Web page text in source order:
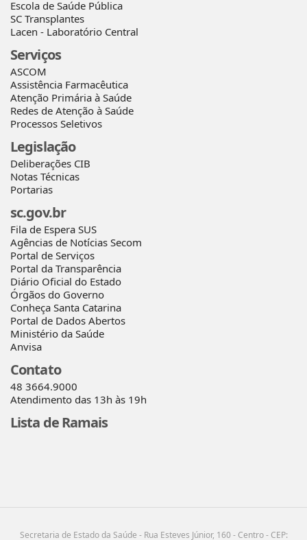
Escola de Saúde Pública
SC Transplantes
Lacen - Laboratório Central
Serviços
ASCOM
Assistência Farmacêutica
Atenção Primária à Saúde
Redes de Atenção à Saúde
Processos Seletivos
Legislação
Deliberações CIB
Notas Técnicas
Portarias
sc.gov.br
Fila de Espera SUS
Agências de Notícias Secom
Portal de Serviços
Portal da Transparência
Diário Oficial do Estado
Órgãos do Governo
Conheça Santa Catarina
Portal de Dados Abertos
Ministério da Saúde
Anvisa
Contato
48 3664.9000
Atendimento das 13h às 19h
Lista de Ramais
Secretaria de Estado da Saúde - Rua Esteves Júnior, 160 - Centro - CEP: